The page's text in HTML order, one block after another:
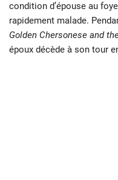
condition d’épouse au
rapidement malade.
Golden Chersonese and
époux décède à son tour